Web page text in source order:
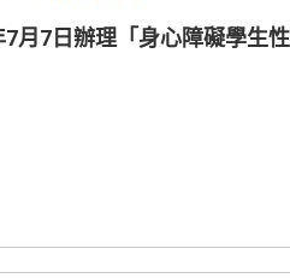
月7日辦理「身心障礙學生